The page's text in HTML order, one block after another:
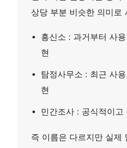
상당 부분 비슷한 의미로
흥신소 : 과거부터 사
현
탐정사무소 : 최근 사
현
민간조사 : 공식적이고
즉 이름은 다르지만 실제